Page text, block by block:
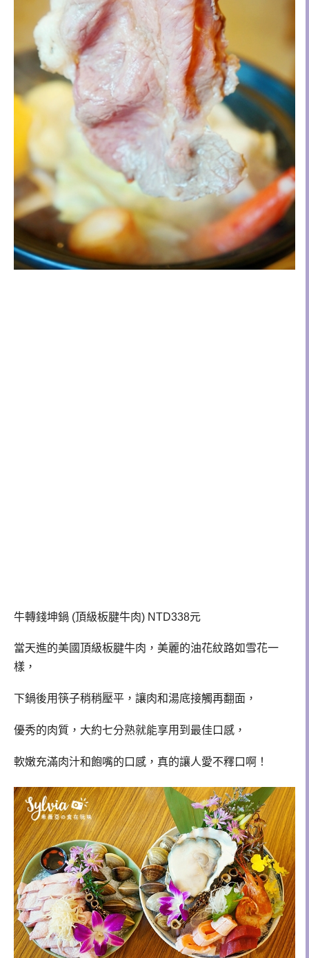
牛轉錢坤鍋 (頂級板腱牛肉) NTD338元
當天進的美國頂級板腱牛肉，美麗的油花紋路如雪花一
樣，
下鍋後用筷子稍稍壓平，讓肉和湯底接觸再翻面，
優秀的肉質，大約七分熟就能享用到最佳口感，
軟嫩充滿肉汁和飽嘴的口感，真的讓人愛不釋口啊！